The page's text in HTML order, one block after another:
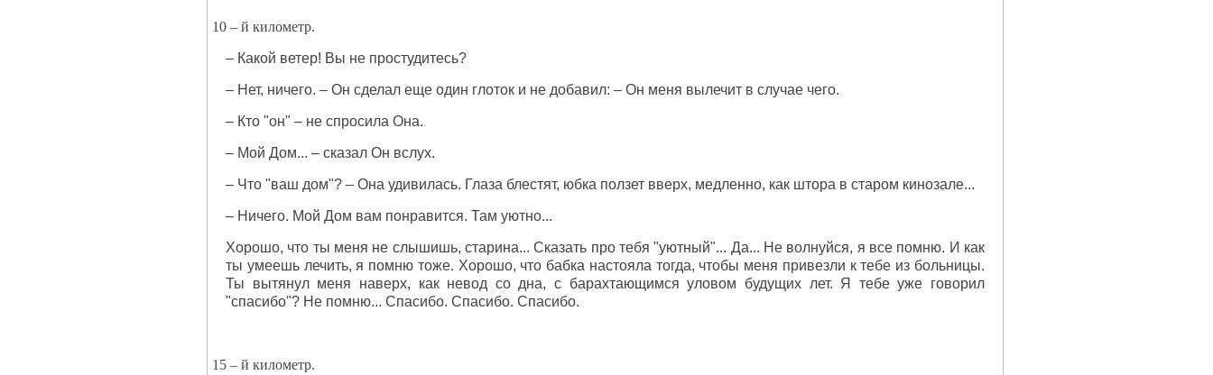
10 – й километр.
– Какой ветер! Вы не простудитесь?
– Нет, ничего. – Он сделал еще один глоток и не добавил: – Он меня вылечит в случае чего.
– Кто "он" – не спросила Она.
– Мой Дом... – сказал Он вслух.
– Что "ваш дом"? – Она удивилась. Глаза блестят, юбка ползет вверх, медленно, как штора в старом кинозале...
– Ничего. Мой Дом вам понравится. Там уютно...
Хорошо, что ты меня не слышишь, старина... Сказать про тебя "уютный"... Да... Не волнуйся, я все помню. И как
ты умеешь лечить, я помню тоже. Хорошо, что бабка настояла тогда, чтобы меня привезли к тебе из больницы.
Ты вытянул меня наверх, как невод со дна, с барахтающимся уловом будущих лет. Я тебе уже говорил
"спасибо"? Не помню... Спасибо. Спасибо. Спасибо.
15 – й километр.